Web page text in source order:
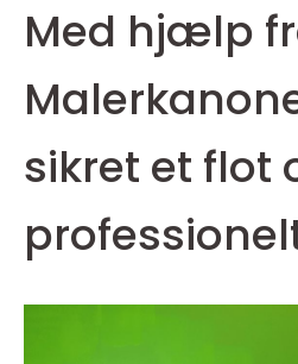
Med hjælp
sikret et flot